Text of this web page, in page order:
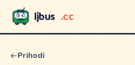
LJBUS ljbus .cc
Prihodi